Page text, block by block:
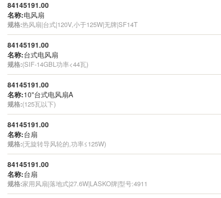
84145191.00
名称:电风扇
规格:热风扇|台式|120V,小于125W|无牌|SF14T
84145191.00
名称:台式电风扇
规格:(SIF-14GBL功率<44瓦)
84145191.00
名称:10"台式电风扇A
规格:(125瓦以下)
84145191.00
名称:台扇
规格:(无旋转导风轮的,功率≤125W)
84145191.00
名称:台扇
规格:家用风扇|落地式|27.6W|LASKO牌|型号:4911